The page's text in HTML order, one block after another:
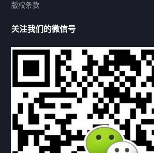
热门标签
机构链接
联系方式 关于我们
下载与支持
资料下载 视频中心
常见问题
购买流程 版权条款
版权条款
关注我们的微信号